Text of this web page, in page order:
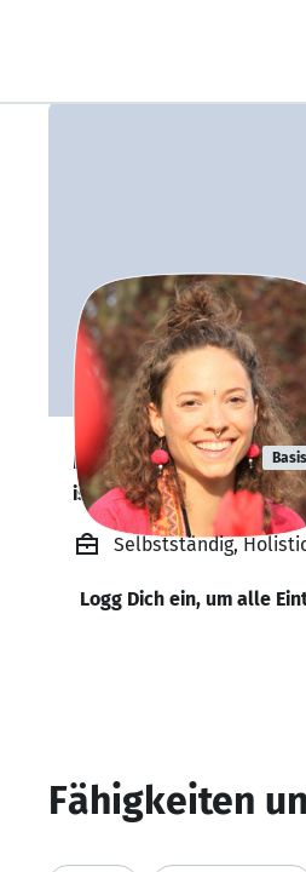
Milo Riccius Basis
is looking for freelance
Selbstständig,
Logg Dich ein, um alle
Fähigkeiten